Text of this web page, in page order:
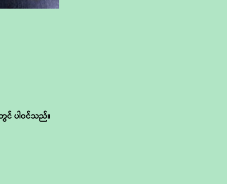
ပါဝင်သည်။